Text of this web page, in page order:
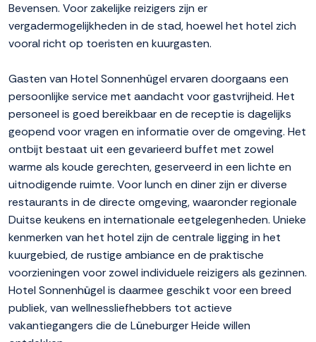
Bevensen. Voor zakelijke reizigers zijn er
vergadermogelijkheden in de stad, hoewel het hotel zich
vooral richt op toeristen en kuurgasten.
Gasten van Hotel Sonnenhügel ervaren doorgaans een
persoonlijke service met aandacht voor gastvrijheid. Het
personeel is goed bereikbaar en de receptie is dagelijks
geopend voor vragen en informatie over de omgeving. Het
ontbijt bestaat uit een gevarieerd buffet met zowel
warme als koude gerechten, geserveerd in een lichte en
uitnodigende ruimte. Voor lunch en diner zijn er diverse
restaurants in de directe omgeving, waaronder regionale
Duitse keukens en internationale eetgelegenheden. Unieke
kenmerken van het hotel zijn de centrale ligging in het
kuurgebied, de rustige ambiance en de praktische
voorzieningen voor zowel individuele reizigers als gezinnen.
Hotel Sonnenhügel is daarmee geschikt voor een breed
publiek, van wellnessliefhebbers tot actieve
vakantiegangers die de Lüneburger Heide willen